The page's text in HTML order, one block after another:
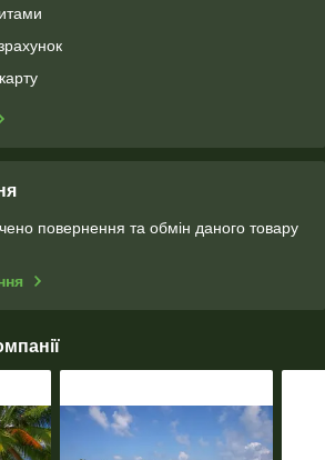
повернення та обмін даного товару